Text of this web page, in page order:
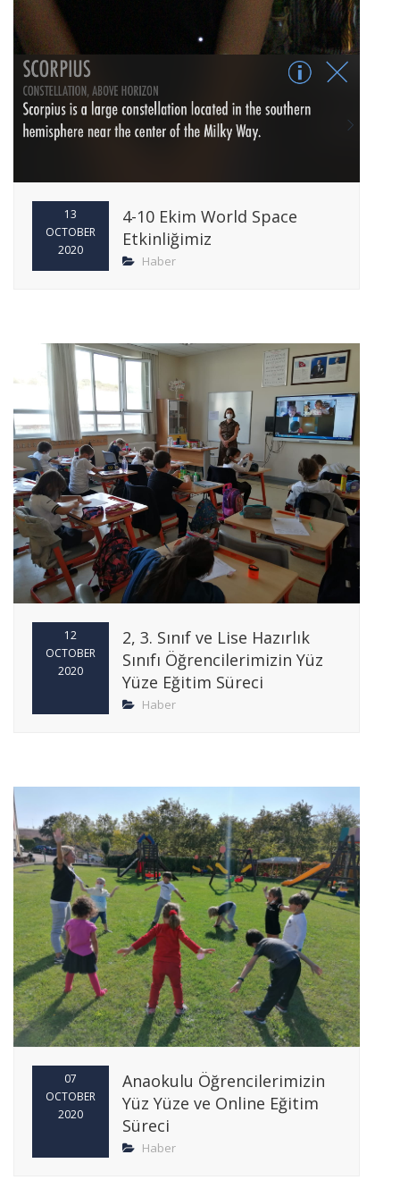
13
OCTOBER
2020
4-10 Ekim World Space
Etkinliğimiz
Haber
12
OCTOBER
2020
2, 3. Sınıf ve Lise Hazırlık
Sınıfı Öğrencilerimizin Yüz
Yüze Eğitim Süreci
Haber
07
OCTOBER
2020
Anaokulu Öğrencilerimizin
Yüz Yüze ve Online Eğitim
Süreci
Haber